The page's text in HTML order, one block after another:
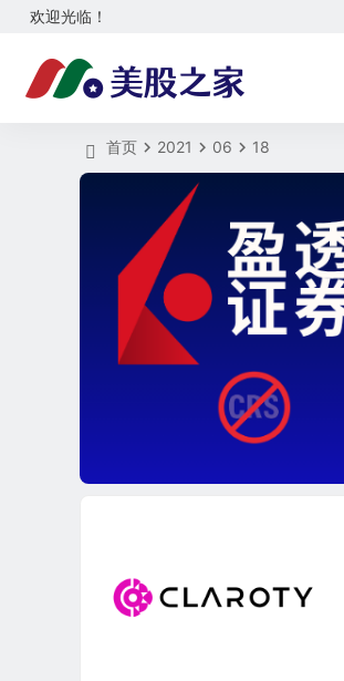
欢迎光临！
首页 2021 06 18